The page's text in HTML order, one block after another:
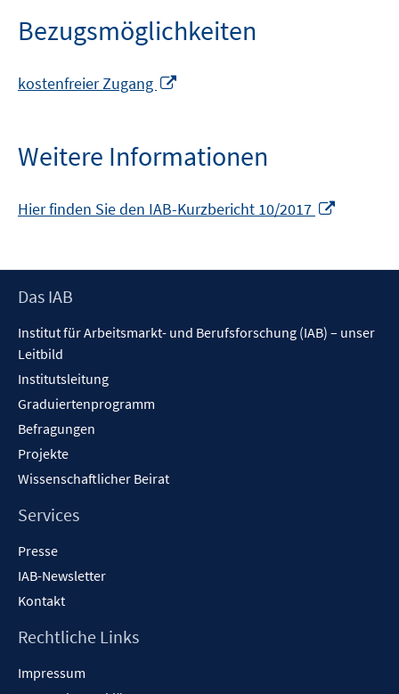
Bezugsmöglichkeiten
kostenfreier Zugang
öffnen
Weitere Informationen
Hier finden Sie den IAB-Kurzbericht 10/2017
öffnen
Footer
Das IAB
Institut für Arbeitsmarkt- und Berufsforschung (IAB) – unser
Leitbild
Institutsleitung
Graduiertenprogramm
Befragungen
Projekte
Wissenschaftlicher Beirat
Services
Presse
IAB-Newsletter
Kontakt
Rechtliche Links
Impressum